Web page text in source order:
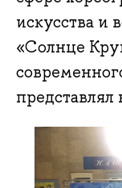
искусства и
«Солнце